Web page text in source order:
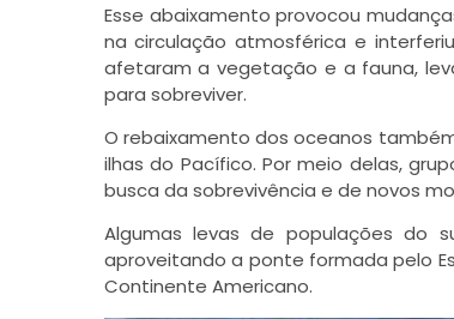
Esse abaixamento provocou
na circulação atmosférica e
afetaram a vegetação e a fauna,
para sobreviver.
O rebaixamento dos oceanos
ilhas do Pacífico. Por meio delas,
busca da sobrevivência e de novos
Algumas levas de populações do
aproveitando a ponte formada pelo
Continente Americano.